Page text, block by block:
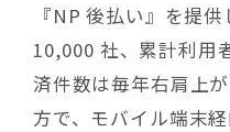
『NP 後払い』を提
10,000 社、累計利用
済件数は毎年右肩上
方で、モバイル端末